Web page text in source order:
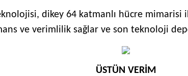
dikey 64 katmanlı hücre mimarisi
ve verimlilik sağlar ve son teknoloji
ÜSTÜN VERİM